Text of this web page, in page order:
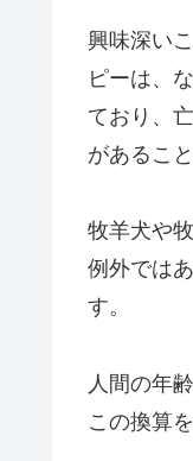
興味深い
ピーは、
ており、
があるこ
牧羊犬や
例外では
す。
人間の年
この換算